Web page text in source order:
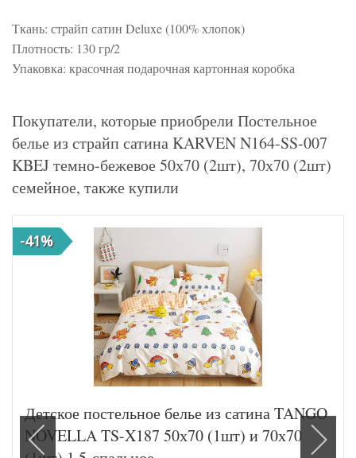
Ткань: страйп сатин Deluxe (100% хлопок)
Плотность: 130 гр/2
Упаковка: красочная подарочная картонная коробка
Покупатели, которые приобрели Постельное
белье из страйп сатина KARVEN N164-SS-007
KBEJ темно-бежевое 50х70 (2шт), 70х70 (2шт)
семейное, также купили
-41%
Детское постельное белье из сатина TANGO
NOVELLA TS-X187 50х70 (1шт) и 70х70